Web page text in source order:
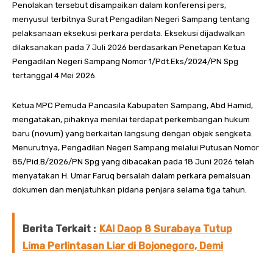
Penolakan tersebut disampaikan dalam konferensi pers,
menyusul terbitnya Surat Pengadilan Negeri Sampang tentang
pelaksanaan eksekusi perkara perdata. Eksekusi dijadwalkan
dilaksanakan pada 7 Juli 2026 berdasarkan Penetapan Ketua
Pengadilan Negeri Sampang Nomor 1/Pdt.Eks/2024/PN Spg
tertanggal 4 Mei 2026.
Ketua MPC Pemuda Pancasila Kabupaten Sampang, Abd Hamid,
mengatakan, pihaknya menilai terdapat perkembangan hukum
baru (novum) yang berkaitan langsung dengan objek sengketa.
Menurutnya, Pengadilan Negeri Sampang melalui Putusan Nomor
85/Pid.B/2026/PN Spg yang dibacakan pada 18 Juni 2026 telah
menyatakan H. Umar Faruq bersalah dalam perkara pemalsuan
dokumen dan menjatuhkan pidana penjara selama tiga tahun.
Berita Terkait : KAI Daop 8 Surabaya Tutup
Lima Perlintasan Liar di Bojonegoro, Demi